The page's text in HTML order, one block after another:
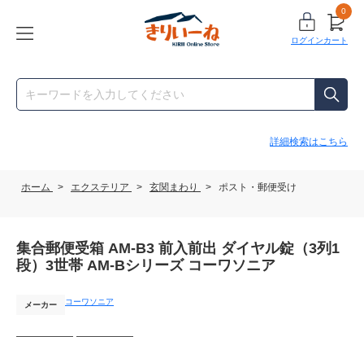
ログイン
0
カート
詳細検索はこちら
ホーム > エクステリア > 玄関まわり > ポスト・郵便受け
集合郵便受箱 AM-B3 前入前出 ダイヤル錠（3列1
段）3世帯 AM-Bシリーズ コーワソニア
メーカー コーワソニア